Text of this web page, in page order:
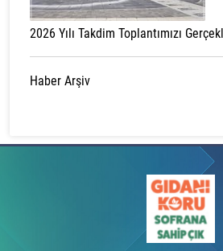
2026 Yılı Takdim Toplantımızı
Haber Arşiv